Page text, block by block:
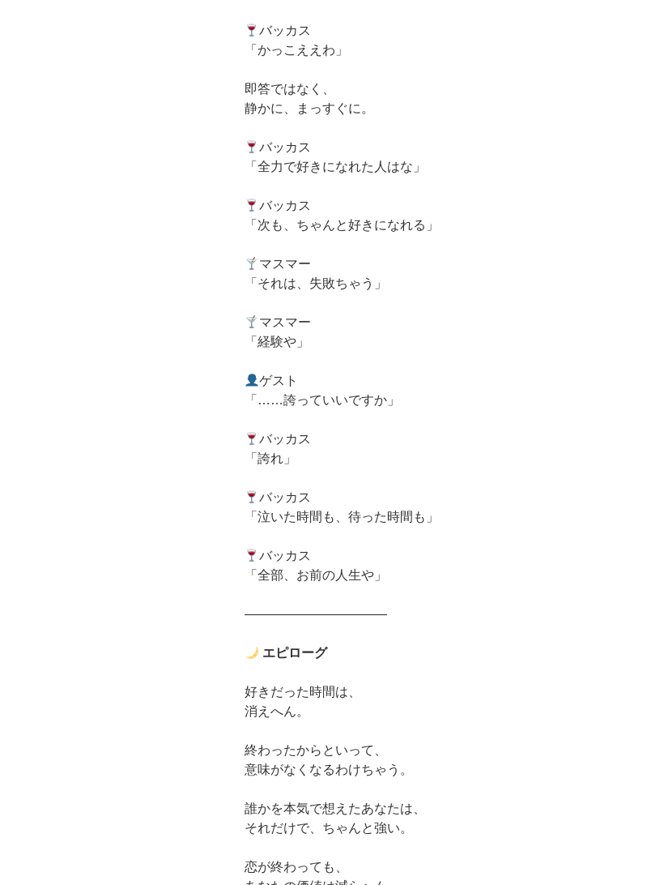
バッカス
「かっこええわ」
即答ではなく、
静かに、まっすぐに。
バッカス
「全力で好きになれた人はな」
バッカス
「次も、ちゃんと好きになれる」
マスマー
「それは、失敗ちゃう」
マスマー
「経験や」
ゲスト
「……誇っていいですか」
バッカス
「誇れ」
バッカス
「泣いた時間も、待った時間も」
バッカス
「全部、お前の人生や」
―――――――――――
エピローグ
好きだった時間は、
消えへん。
終わったからといって、
意味がなくなるわけちゃう。
誰かを本気で想えたあなたは、
それだけで、ちゃんと強い。
恋が終わっても、